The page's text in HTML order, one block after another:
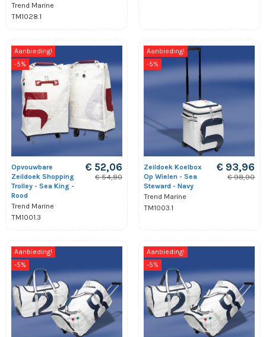
Trend Marine
TM1028.1
Aanbieding!
-5%
Opvouwbare
Zeildoek Shopping
Trolley - Sea King -
Rood
Trend Marine
TM1001.3
€ 52,06
€ 54,80
Aanbieding!
-5%
Zeildoek Koelbox
Op Wielen - Sea
Steward - Navy
Trend Marine
TM1003.1
€ 93,96
€ 98,90
Aanbieding!
-5%
Aanbieding!
-5%